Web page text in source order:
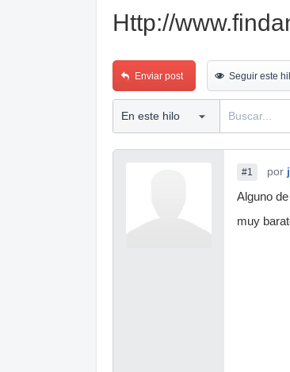
Http://
Enviar post Seguir este
#1 por
Alguno
muy